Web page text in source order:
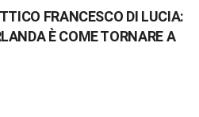
FRANCESCO DI LUCIA:
È COME TORNARE A